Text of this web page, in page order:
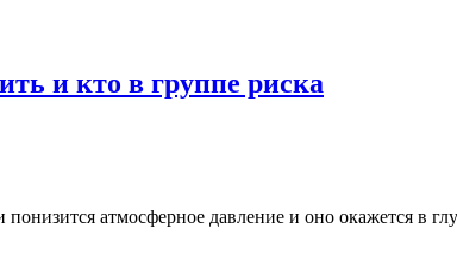
и кто в группе риска
атмосферное давление и оно окажется в